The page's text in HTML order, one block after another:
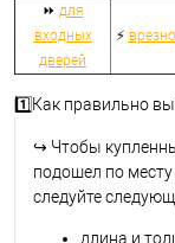
⏩ для
входных
дверей
⚡
1️⃣Как правильно
↪ Чтобы
подошел по месту
следуйте
длина и